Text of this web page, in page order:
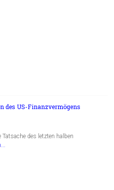
des US-Finanzvermögens
des letzten halben